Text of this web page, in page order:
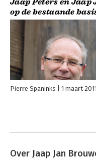
Jaap Peters en Jaap
op de bestaande
Pierre Spaninks 1 maart 2011
Over Jaap Jan